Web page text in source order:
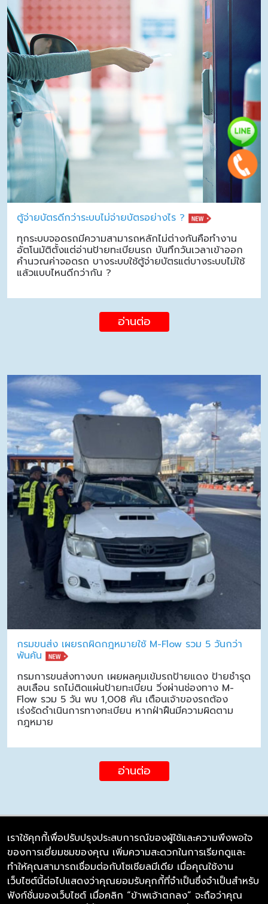
ตู้จ่ายบัตรดีกว่าระบบไม่จ่ายบัตรอย่างไร ?
ทุกระบบจอดรถมีความสามารถหลักไม่ต่างกันคือทำงาน
อัตโนมัติตั้งแต่อ่านป้ายทะเบียนรถ บันทึกวันเวลาเข้าออก
คำนวณค่าจอดรถ บางระบบใช้ตู้จ่ายบัตรแต่บางระบบไม่ใช้
แล้วแบบไหนดีกว่ากัน ?
อ่านต่อ
กรมขนส่ง เผยรถผิดกฎหมายใช้ M-Flow รวม 5 วันกว่า
พันคัน
กรมการขนส่งทางบก เผยผลคุมเข้มรถป้ายแดง ป้ายชำรุด
ลบเลือน รถไม่ติดแผ่นป้ายทะเบียน วิ่งผ่านช่องทาง M-
Flow รวม 5 วัน พบ 1,008 คัน เตือนเจ้าของรถต้อง
เร่งรัดดำเนินการทางทะเบียน หากฝ่าฝืนมีความผิดตาม
กฎหมาย
อ่านต่อ
บริษัท ซิมลิงค์ จำกัด
98/226 Bangrakyai-Baanmai Road,
Bangyai, Nonthaburi 11140
เราใช้คุกกี้เพื่อปรับปรุงประสบการณ์ของผู้ใช้และความพึงพอใจ
ของการเยี่ยมชมของคุณ เพิ่มความสะดวกในการเรียกดูและ
ทำให้คุณสามารถเชื่อมต่อกับโซเชียลมีเดีย เมื่อคุณใช้งาน
เว็บไซต์นี้ต่อไปแสดงว่าคุณยอมรับคุกกี้ที่จำเป็นซึ่งจำเป็นสำหรับ
ฟังก์ชั่นของเว็บไซต์ เมื่อคลิก “ข้าพเจ้าตกลง” จะถือว่าคุณ